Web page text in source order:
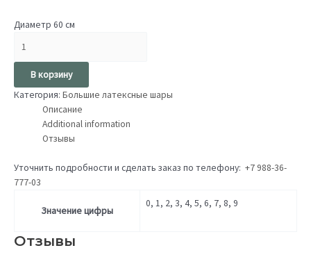
Диаметр 60 см
В корзину
Категория: Большие латексные шары
Описание
Additional information
Отзывы
Уточнить подробности и сделать заказ по телефону: +7 988-36-
777-03
Значение цифры
0, 1, 2, 3, 4, 5, 6, 7, 8, 9
Отзывы